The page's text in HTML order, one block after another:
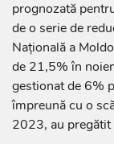
prognozată
de o serie de
Națională a
de 21,5% în
gestionat de 6%
împreună cu o
2023, au